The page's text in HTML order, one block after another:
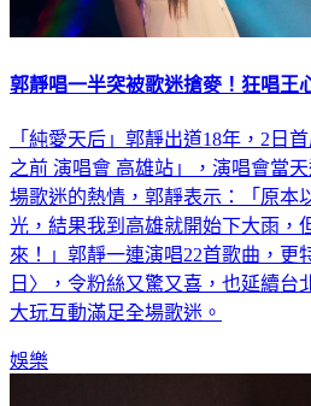
郭靜唱一半突被歌迷搶麥！狂唱
「純愛天后」郭靜出道18年，2日
之前 演唱會 高雄站」，演唱會當
場歌迷的熱情，郭靜表示：「原本
光，結果我到高雄就開始下大雨，
來！」郭靜一連演唱22首歌曲，更
日〉，令粉絲又驚又喜，也延續台
大玩互動滿足全場歌迷。
娛樂